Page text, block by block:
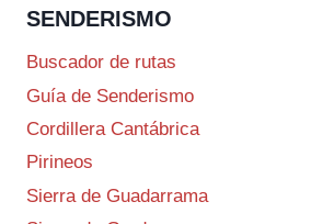
SENDERISMO
Buscador de rutas
Guía de Senderismo
Cordillera Cantábrica
Pirineos
Sierra de Guadarrama